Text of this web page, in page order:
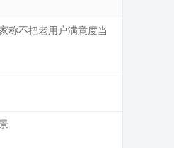
称不把老用户满意度当